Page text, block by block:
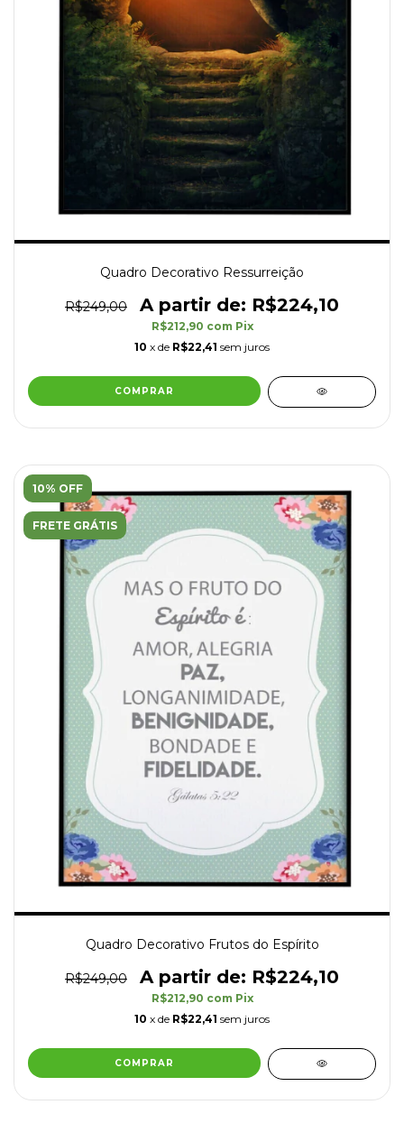
Quadro Decorativo Ressurreição
R$249,00 R$224,10
R$212,90 com Pix
10 x de R$22,41 sem juros
COMPRAR
10% OFF
FRETE GRÁTIS
Quadro Decorativo Frutos do Espírito
R$249,00 R$224,10
R$212,90 com Pix
10 x de R$22,41 sem juros
COMPRAR